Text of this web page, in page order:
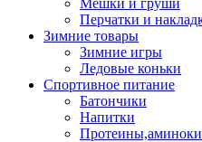
Перчатки и
Зимние товары
Зимние игры
Ледовые коньки
Спортивное питание
Батончики
Напитки